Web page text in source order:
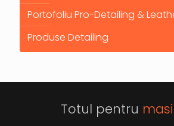
Portofoliu Pro-Detailing &
Produse Detailing
Totul pentru